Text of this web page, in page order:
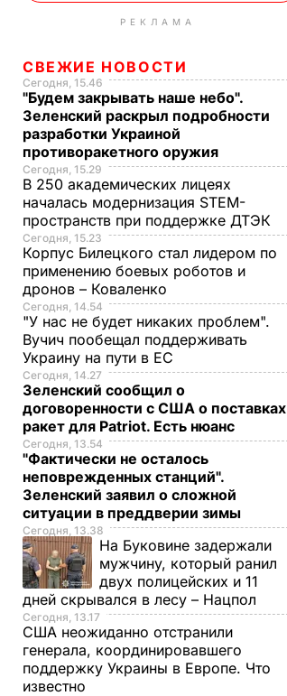
РЕКЛАМА
СВЕЖИЕ НОВОСТИ
Сегодня, 15.46
"Будем закрывать наше небо".
Зеленский раскрыл подробности
разработки Украиной
противоракетного оружия
Сегодня, 15.29
В 250 академических лицеях
началась модернизация STEM-
пространств при поддержке ДТЭК​
Сегодня, 15.23
Корпус Билецкого стал лидером по
применению боевых роботов и
дронов – Коваленко
Сегодня, 14.54
"У нас не будет никаких проблем".
Вучич пообещал поддерживать
Украину на пути в ЕС
Сегодня, 14.27
Зеленский сообщил о
договоренности с США о поставках
ракет для Patriot. Есть нюанс
Сегодня, 13.54
"Фактически не осталось
неповрежденных станций".
Зеленский заявил о сложной
ситуации в преддверии зимы
Сегодня, 13.38
На Буковине задержали
мужчину, который ранил
двух полицейских и 11
дней скрывался в лесу – Нацпол
Сегодня, 13.17
США неожиданно отстранили
генерала, координировавшего
поддержку Украины в Европе. Что
известно